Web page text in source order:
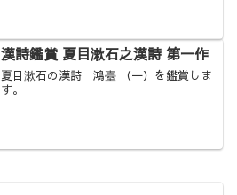
漢詩鑑賞 夏目漱石之漢詩 第一作
夏目漱石の漢詩 鴻臺 （一）を鑑賞しま
す。